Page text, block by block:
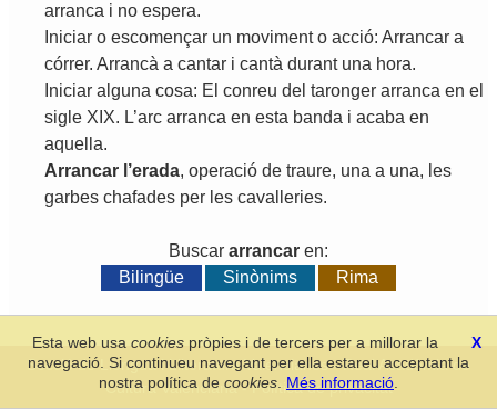
arranca i no espera.
Iniciar o escomençar un moviment o acció: Arrancar a
córrer. Arrancà a cantar i cantà durant una hora.
Iniciar alguna cosa: El conreu del taronger arranca en el
sigle XIX. L’arc arranca en esta banda i acaba en
aquella.
Arrancar ’erada, operació de traure, una a una, les
garbes chafades per les cavalleries.
Buscar arrancar en:
Bilingüe
Sinònims Rima
Secció de Llengua i Lliteratura Valencianes-Real Acadèmia de
Cultura Valenciana-Política de privacitat
X
Esta web usacookies pròpies i de tercers per a millorar la
navegació. Si continueu navegant per ella estareu acceptant la
nostra política de cookies Més informació